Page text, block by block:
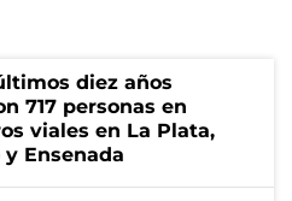
diez años
717 personas en
viales en La Plata,
y Ensenada